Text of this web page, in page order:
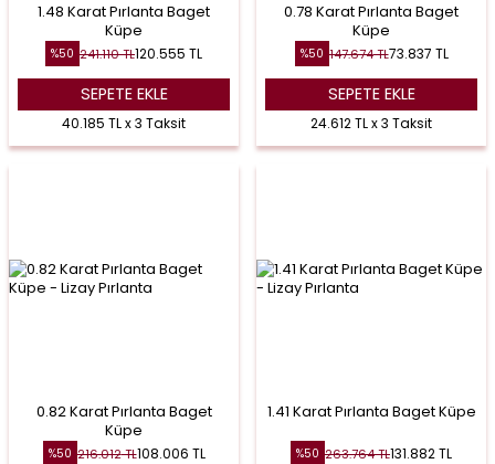
1.48 Karat Pırlanta Baget
Küpe
%50 241.110TL120.555 TL
SEPETE EKLE
40.185 TL x 3 Taksit
0.78 Karat Pırlanta Baget
Küpe
%50 147.674TL73.837 TL
SEPETE EKLE
24.612 TL x 3 Taksit
0.82 Karat Pırlanta Baget
Küpe
%50 216.012TL108.006 TL
1.41 Karat Pırlanta Baget Küpe
%50 263.764TL131.882TL